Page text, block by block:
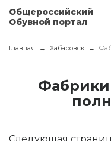
Общероссийский
Обувной портал
Главная Хабаровск
Фабрики